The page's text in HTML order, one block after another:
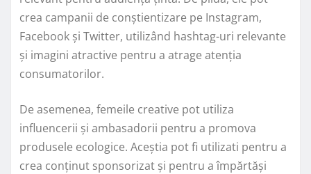
crea campanii de conștientizare pe Instagram,
Facebook și Twitter, utilizând hashtag-uri relevante
și imagini atractive pentru a atrage atenția
consumatorilor.
De asemenea, femeile creative pot utiliza
influencerii și ambasadorii pentru a promova
produsele ecologice. Aceștia pot fi utilizati pentru a
crea conținut sponsorizat și pentru a împărtăși